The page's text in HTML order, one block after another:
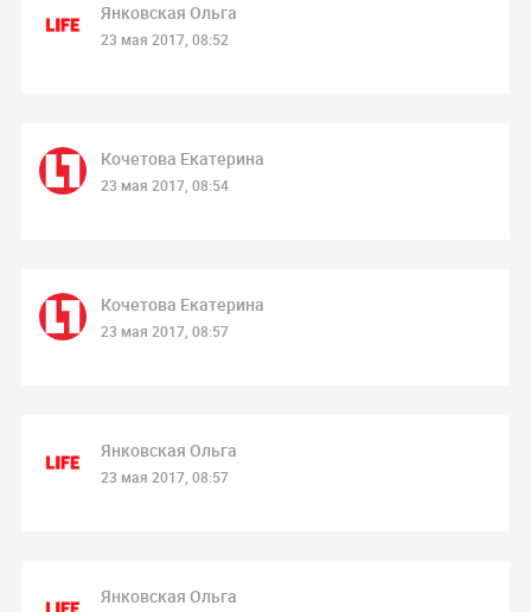
Янковская Ольга
23 мая 2017, 08:52
Кочетова Екатерина
23 мая 2017, 08:54
Кочетова Екатерина
23 мая 2017, 08:57
Янковская Ольга
23 мая 2017, 08:57
Янковская Ольга